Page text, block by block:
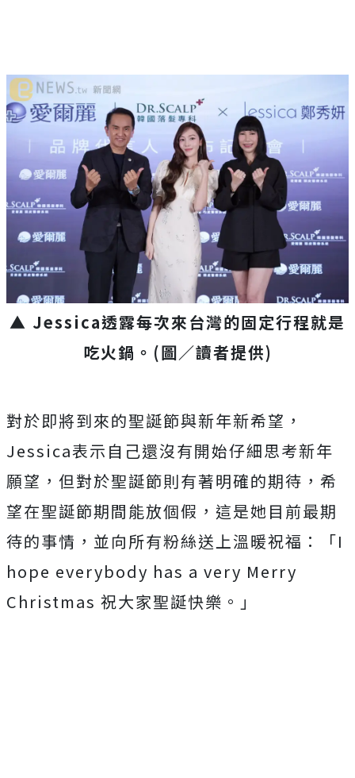
▲ Jessica透露每次來台灣的固定行程就是
吃火鍋。(圖／讀者提供)
對於即將到來的聖誕節與新年新希望，
Jessica表示自己還沒有開始仔細思考新年
願望，但對於聖誕節則有著明確的期待，希
望在聖誕節期間能放個假，這是她目前最期
待的事情，並向所有粉絲送上溫暖祝福：「I
hope everybody has a very Merry
Christmas 祝大家聖誕快樂。」